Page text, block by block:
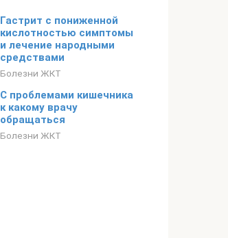
Гастрит с пониженной
кислотностью симптомы
и лечение народными
средствами
Болезни ЖКТ
С проблемами кишечника
к какому врачу
обращаться
Болезни ЖКТ